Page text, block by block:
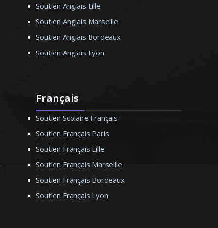
Soutien Anglais Lille
Soutien Anglais Marseille
Soutien Anglais Bordeaux
Soutien Anglais Lyon
Français
Soutien Scolaire Français
Soutien Français Paris
Soutien Français Lille
Soutien Français Marseille
Soutien Français Bordeaux
Soutien Français Lyon